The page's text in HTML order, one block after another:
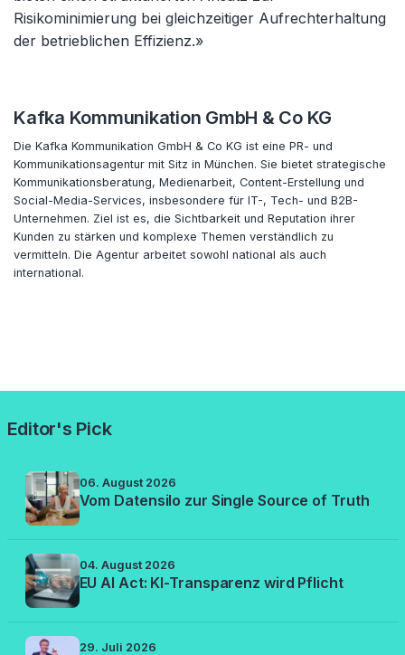
Risikominimierung bei gleichzeitiger Aufrechterhaltung
der betrieblichen Effizienz.»
Kafka Kommunikation GmbH & Co KG
Die Kafka Kommunikation GmbH & Co KG ist eine PR- und
Kommunikationsagentur mit Sitz in München. Sie bietet strategische
Kommunikationsberatung, Medienarbeit, Content-Erstellung und
Social-Media-Services, insbesondere für IT-, Tech- und B2B-
Unternehmen. Ziel ist es, die Sichtbarkeit und Reputation ihrer
Kunden zu stärken und komplexe Themen verständlich zu
vermitteln. Die Agentur arbeitet sowohl national als auch
international.
Editor's Pick
06. August 2026
Vom Datensilo zur Single Source of Truth
04. August 2026
EU AI Act: KI-Transparenz wird Pflicht
29. Juli 2026